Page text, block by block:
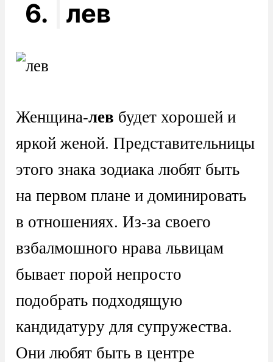
6. лев
Женщина-лев будет хорошей и
яркой женой. Представительницы
этого знака зодиака любят быть
на первом плане и доминировать
в отношениях. Из-за своего
взбалмошного нрава львицам
бывает порой непросто
подобрать подходящую
кандидатуру для супружества.
Они любят быть в центре